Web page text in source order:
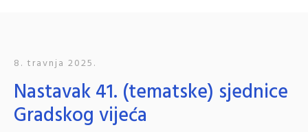
8. travnja 2025.
Nastavak 41. (tematske) sjednice
Gradskog vijeća